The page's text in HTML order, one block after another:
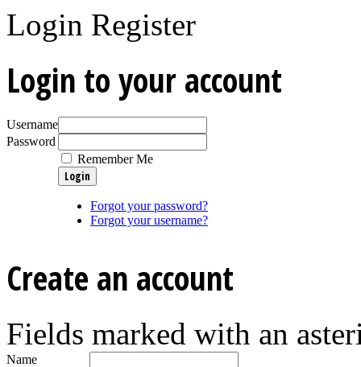
Login Register
Login to your account
Username
Password
Remember Me
Forgot your password?
Forgot your username?
Create an account
Fields marked with an
Name